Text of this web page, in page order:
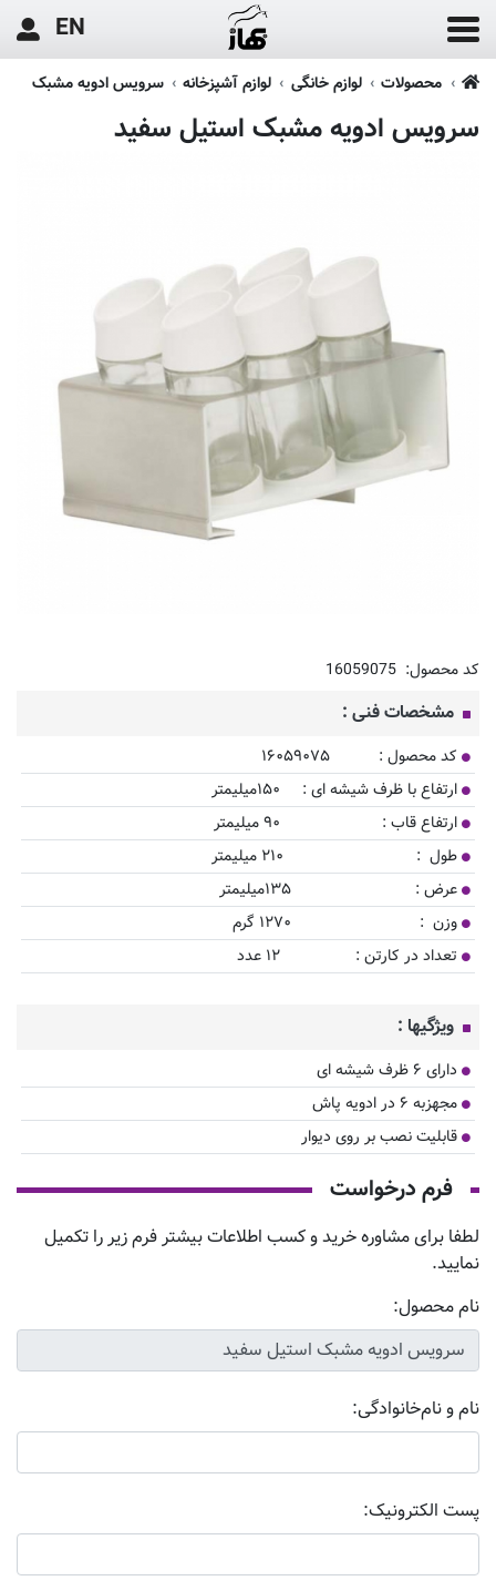
EN
محصولات لوازم خانگی لوازم آشپزخانه سرویس ادویه مشبک
سرویس ادویه مشبک استیل سفید
کد محصول: 16059075
مشخصات فنی :
کد محصول : ۱۶۰۵۹۰۷۵
ارتفاع با ظرف شیشه ای : ۱۵۰میلیمتر
ارتفاع قاب : ۹۰ میلیمتر
طول : ۲۱۰ میلیمتر
عرض : ۱۳۵میلیمتر
وزن : ۱۲۷۰ گرم
تعداد در کارتن : ۱۲ عدد
ویژگیها :
دارای ۶ ظرف شیشه ای
مجهزبه ۶ در ادویه پاش
قابلیت نصب بر روی دیوار
فرم درخواست
لطفا برای مشاوره خرید و کسب اطلاعات بیشتر فرم زیر را تکمیل
نمایید.
نام محصول:
نام و نام‌خانوادگی:
پست الکترونیک: